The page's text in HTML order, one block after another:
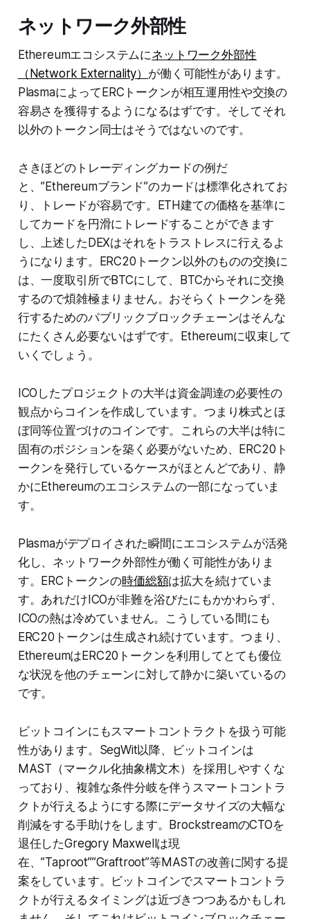
ネットワーク外部性
Ethereumエコシステムにネットワーク外部性
（Network Externality） が働く可能性があります。
PlasmaによってERCトークンが相互運用性や交換の
容易さを獲得するようになるはずです。そしてそれ
以外のトークン同士はそうではないのです。
さきほどのトレーディングカードの例だ
と、”Ethereumブランド”のカードは標準化されてお
り、トレードが容易です。ETH建ての価格を基準に
してカードを円滑にトレードすることができます
し、上述したDEXはそれをトラストレスに行えるよ
うになります。ERC20トークン以外のものの交換に
は、一度取引所でBTCにして、BTCからそれに交換
するので煩雑極まりません。おそらくトークンを発
行するためのパブリックブロックチェーンはそんな
にたくさん必要ないはずです。Ethereumに収束して
いくでしょう。
ICOしたプロジェクトの大半は資金調達の必要性の
観点からコインを作成しています。つまり株式とほ
ぼ同等位置づけのコインです。これらの大半は特に
固有のポジションを築く必要がないため、ERC20ト
ークンを発行しているケースがほとんどであり、静
かにEthereumのエコシステムの一部になっていま
す。
Plasmaがデプロイされた瞬間にエコシステムが活発
化し、ネットワーク外部性が働く可能性がありま
す。ERCトークンの時価総額は拡大を続けていま
す。あれだけICOが非難を浴びたにもかかわらず、
ICOの熱は冷めていません。こうしている間にも
ERC20トークンは生成され続けています。つまり、
EthereumはERC20トークンを利用してとても優位
な状況を他のチェーンに対して静かに築いているの
です。
ビットコインにもスマートコントラクトを扱う可能
性があります。SegWit以降、ビットコインは
MAST（マークル化抽象構文木）を採用しやすくな
っており、複雑な条件分岐を伴うスマートコントラ
クトが行えるようにする際にデータサイズの大幅な
削減をする手助けをします。BrockstreamのCTOを
退任したGregory Maxwellは現
在、”Taproot””Graftroot”等MASTの改善に関する提
案をしています。ビットコインでスマートコントラ
クトが行えるタイミングは近づきつつあるかもしれ